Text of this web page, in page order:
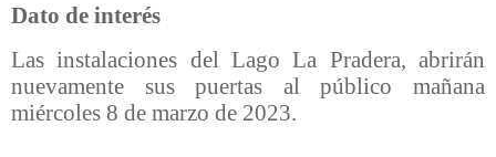
Dato de interés
Las instalaciones del Lago La Pradera, abrirán
nuevamente sus puertas al público mañana
miércoles 8 de marzo de 2023.